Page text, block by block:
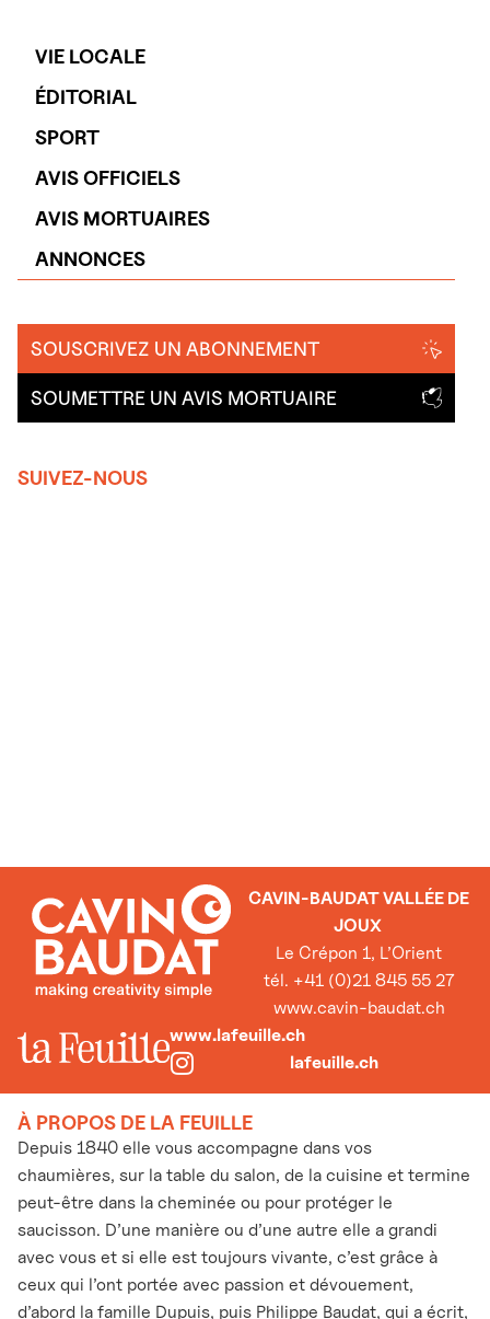
VIE LOCALE
ÉDITORIAL
SPORT
AVIS OFFICIELS
AVIS MORTUAIRES
ANNONCES
SOUSCRIVEZ UN ABONNEMENT
SOUMETTRE UN AVIS MORTUAIRE
SUIVEZ-NOUS
CAVIN-BAUDAT VALLÉE DE
JOUX
Le Crépon 1, L’Orient
tél. +41 (0)21 845 55 27
www.cavin-baudat.ch
www.lafeuille.ch
lafeuille.ch
À PROPOS DE LA FEUILLE
Depuis 1840 elle vous accompagne dans vos
chaumières, sur la table du salon, de la cuisine et termine
peut-être dans la cheminée ou pour protéger le
saucisson. D’une manière ou d’une autre elle a grandi
avec vous et si elle est toujours vivante, c’est grâce à
ceux qui l’ont portée avec passion et dévouement,
d’abord la famille Dupuis, puis Philippe Baudat, qui a écrit,